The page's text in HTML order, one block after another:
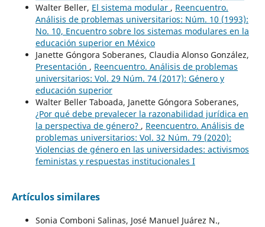
Walter Beller, El sistema modular , Reencuentro.
Análisis de problemas universitarios: Núm. 10 (1993):
No. 10, Encuentro sobre los sistemas modulares en la
educación superior en México
Janette Góngora Soberanes, Claudia Alonso González,
Presentación , Reencuentro. Análisis de problemas
universitarios: Vol. 29 Núm. 74 (2017): Género y
educación superior
Walter Beller Taboada, Janette Góngora Soberanes,
¿Por qué debe prevalecer la razonabilidad jurídica en
la perspectiva de género? , Reencuentro. Análisis de
problemas universitarios: Vol. 32 Núm. 79 (2020):
Violencias de género en las universidades: activismos
feministas y respuestas institucionales I
Artículos similares
Sonia Comboni Salinas, José Manuel Juárez N.,